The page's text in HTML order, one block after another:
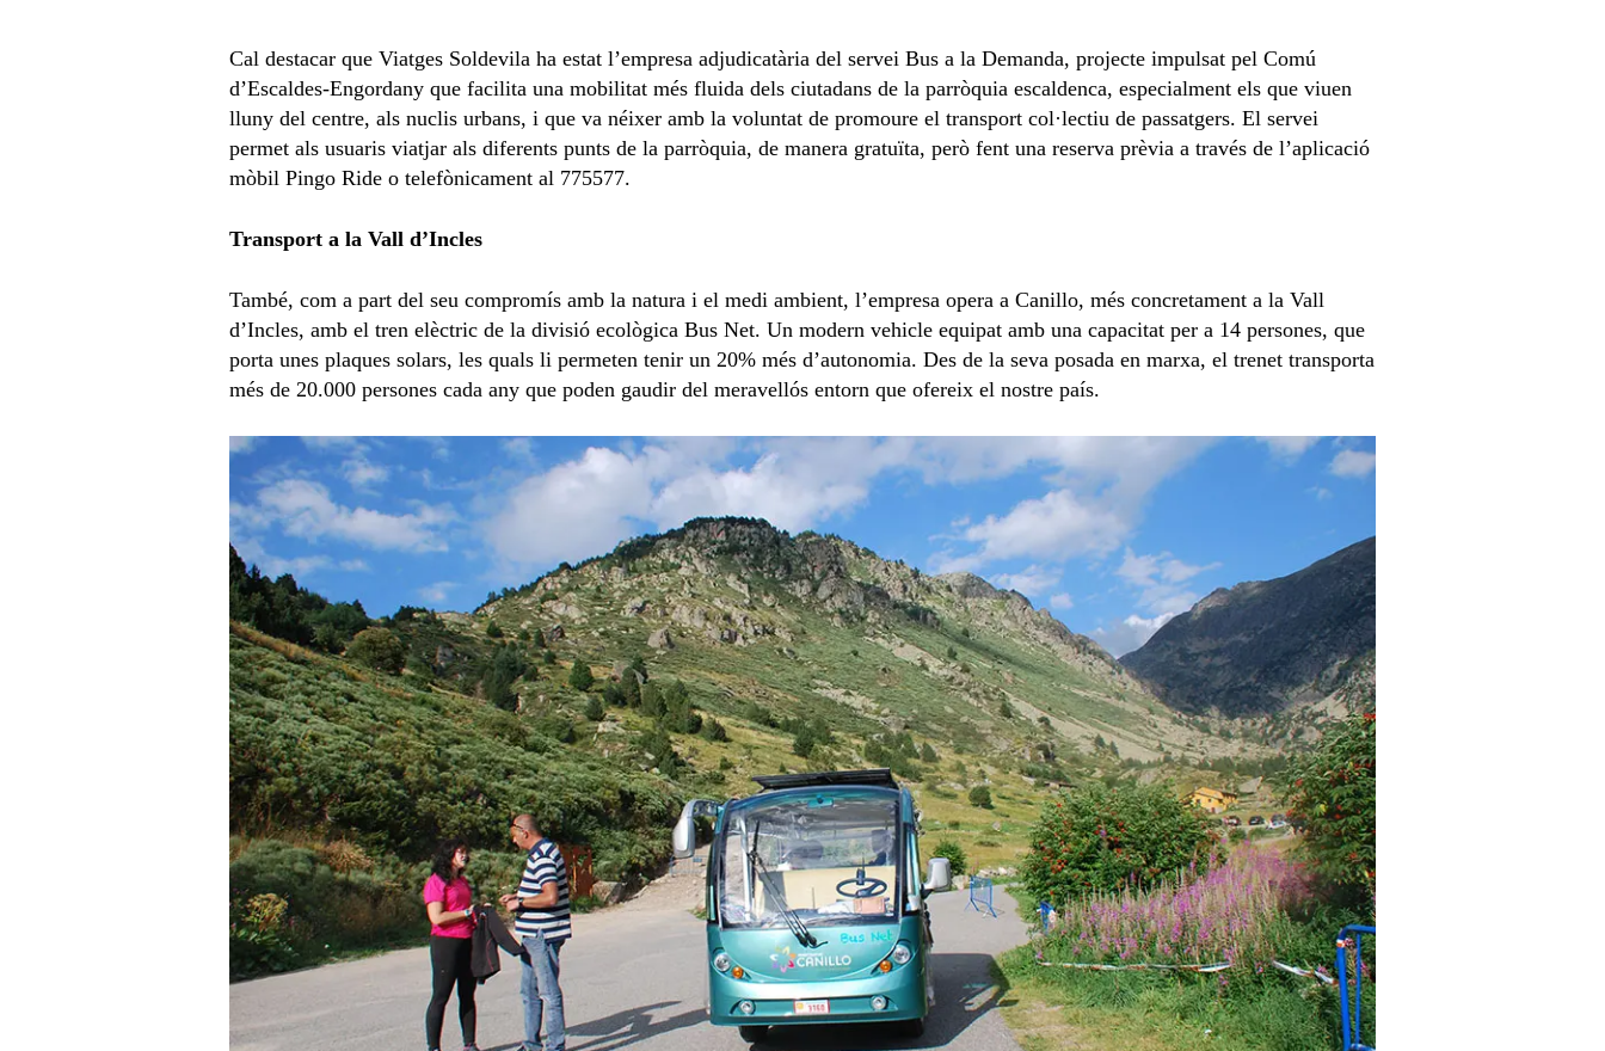
Cal destacar que Viatges Soldevila ha estat l’empresa adjudicatària del servei Bus a la Demanda, projecte impulsat pel Comú
d’Escaldes-Engordany que facilita una mobilitat més fluida dels ciutadans de la parròquia escaldenca, especialment els que viuen
lluny del centre, als nuclis urbans, i que va néixer amb la voluntat de promoure el transport col·lectiu de passatgers. El servei
permet als usuaris viatjar als diferents punts de la parròquia, de manera gratuïta, però fent una reserva prèvia a través de l’aplicació
mòbil Pingo Ride o telefònicament al 775577.
Transport a la Vall d’Incles
També, com a part del seu compromís amb la natura i el medi ambient, l’empresa opera a Canillo, més concretament a la Vall
d’Incles, amb el tren elèctric de la divisió ecològica Bus Net. Un modern vehicle equipat amb una capacitat per a 14 persones, que
porta unes plaques solars, les quals li permeten tenir un 20% més d’autonomia. Des de la seva posada en marxa, el trenet transporta
més de 20.000 persones cada any que poden gaudir del meravellós entorn que ofereix el nostre país.